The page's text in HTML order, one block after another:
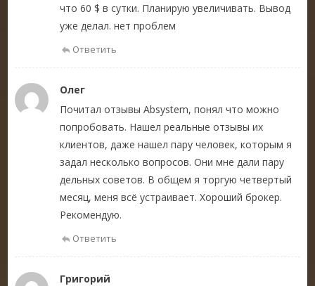
что 60 $ в сутки. Планирую увеличивать. Вывод
уже делал. нет проблем
Ответить
Олег
Почитал отзывы Absystem, понял что можно
попробовать. Нашел реальные отзывы их
клиентов, даже нашел пару человек, которым я
задал несколько вопросов. Они мне дали пару
дельных советов. В общем я торгую четвертый
месяц, меня всё устраивает. Хороший брокер.
Рекомендую.
Ответить
Григорий